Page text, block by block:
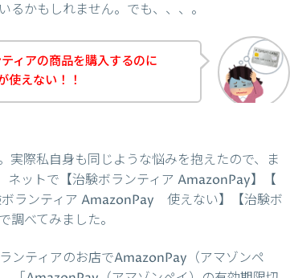
るかもしれません。でも、、、。
ィアの商品を購入するのに
使えない！！
実際私自身も同じような悩みを抱えたので、ま
ットで【治験ボランティア AmazonPay】【
ランティア AmazonPay 使えない】【治験ボ
べてみました。
ンティアのお店でAmazonPay（アマゾンペ